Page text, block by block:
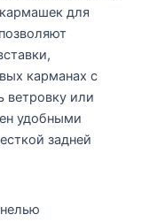
для
карманах с
или
удобными
задней